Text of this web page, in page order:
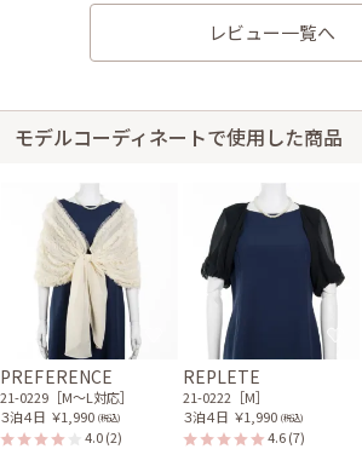
身長150cm【Sサイズ(SSサイズよりの)
結婚式 (友人として)
エストがゴムだったためたいへん着やすかったで
レイかつ丁寧にご対応いただき、ありがとうござ
ざいました。 また機会がありましたら、利用させ
レビュー一覧へ
モデルコーディネートで使用した商品
PREFERENCE
21-0229［M〜L対応］
３泊４日 ￥1,990 (税込)
4.0(2)
REPLETE
21-0222［M］
３泊４日 ￥1,990 (税込)
4.6(7)